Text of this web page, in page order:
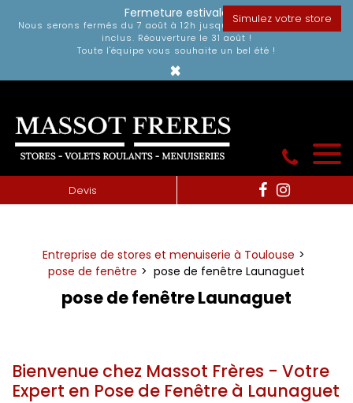
Fermeture estivale
Nous serons fermés du 7 août à 12h jusqu'au dimanche 30 août
inclus. Réouverture le 31 août !
Toute l'équipe vous souhaite un bel été !
×
Simulez votre store
Devis
Entreprise de stores et menuiserie à Toulouse
pose de fenêtre
pose de fenêtre Launaguet
pose de fenêtre Launaguet
Bienvenue chez Massot Frères - Votre
Expert en Pose de Fenêtre à Launaguet
Panneau de gestion des cookies